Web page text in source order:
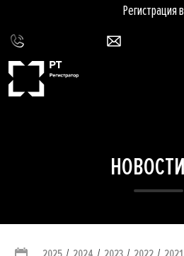
Регистрация
НОВОСТИ
/ / / /